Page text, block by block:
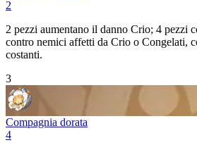
2
2 pezzi aumentano il danno Crio; 4 pezzi
contro nemici affetti da Crio o Congelati,
costanti.
3
Compagnia dorata
4